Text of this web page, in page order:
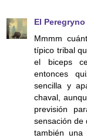
El Peregryno
Mmmm
típico tribal
el biceps
entonces
sencilla y
chaval,
previsión
sensación de
también